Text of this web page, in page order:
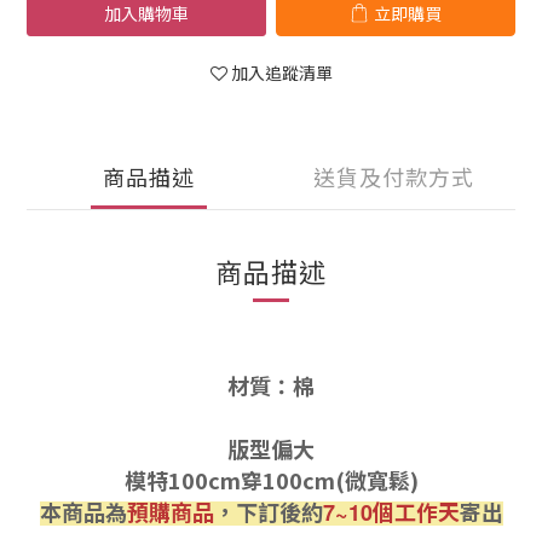
加入購物車 立即購買
加入追蹤清單
商品描述 送貨及付款方式
商品描述
材質：棉
版型偏大
模特100cm穿100cm(微寬鬆)
本商品為預購商品，下訂後約7~10個工作天寄出